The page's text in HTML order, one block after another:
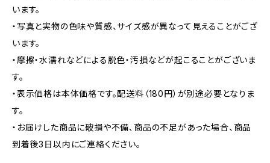
います。
・写真と実物の色味や質感、サイズ感が異なって見えることがござ
います。
・摩擦・水濡れなどによる脱色・汚損などが起こることがございま
す。
・表示価格は本体価格です。配送料（180円）が別途必要となりま
す。
・お届けした商品に破損や不備､商品の不足があった場合、商品
到着後3日以内にご連絡ください。